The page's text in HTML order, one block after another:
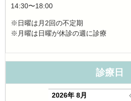
14:30〜18:00
※日曜は月2回の不定期
※月曜は日曜が休診の週に診療
診療日
2026年 8月